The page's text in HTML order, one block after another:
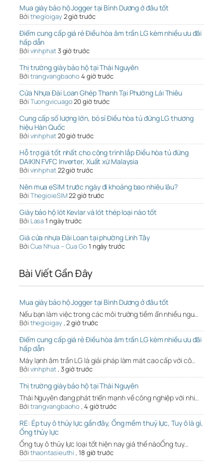
Mua giày bảo hộ Jogger tại Bình Dương ở đâu tốt
Bởi thegioigay2 giờ trước
Điểm cung cấp giá rẻ Điều hòa âm trần LG kèm nhiều ưu đãi
hấp dẫn
Bởi vinhphat3 giờ trước
Thị trường giày bảo hộ tại Thái Nguyên
Bởi trangvangbaoho 4 giờ trước
Cửa Nhựa Đài Loan Ghép Thanh Tại Phường Lái Thiêu
Bởi Tuongvicuago20 giờ trước
Cung cấp số lượng lớn, bỏ sỉ Điều hòa tủ đứng LG thương
hiệu Hàn Quốc
Bởi vinhphat20 giờ trước
Hỗ trợ giá tốt nhất cho công trình lắp Điều hòa tủ đứng
DAIKIN FVFC Inverter, Xuất xứ Malaysia
Bởi vinhphat22 giờ trước
Nên mua eSIM trước ngày đi khoảng bao nhiêu lâu?
Bởi ThegioieSIM22 giờ trước
Giày bảo hộ lót Kevlar và lót thép loại nào tốt
Bởi Lasa1 ngày trước
Giá cửa nhựa Đài Loan tại phường Linh Tây
Bởi Cua Nhua – Cua Go 1 ngày trước
Bài Viết Gần Đây
Mua giày bảo hộ Jogger tại Bình Dương ở đâu tốt
Nếu bạn làm việc trong các môi trường tiềm ẩn nhiều ngu…
Bởi thegioigay,2 giờ trước
Điểm cung cấp giá rẻ Điều hòa âm trần LG kèm nhiều ưu đãi
hấp dẫn
Máy lạnh âm trần LG là giải pháp làm mát cao cấp với cô…
Bởi vinhphat, 3 giờ trước
Thị trường giày bảo hộ tại Thái Nguyên
Thái Nguyên đang phát triển mạnh về công nghiệp với nhi…
Bởi trangvangbaoho , 4 giờ trước
RE: Ép tuy ô thủy lực gần đây, Ống mềm thuỷ lực, Tuy ô là gì,
Ống thủy lực
Ống tuy ô thủy lực loại tốt hiện nay giá thế nàoỐng tuy…
Bởi thaontasieuthi , 18 giờ trước